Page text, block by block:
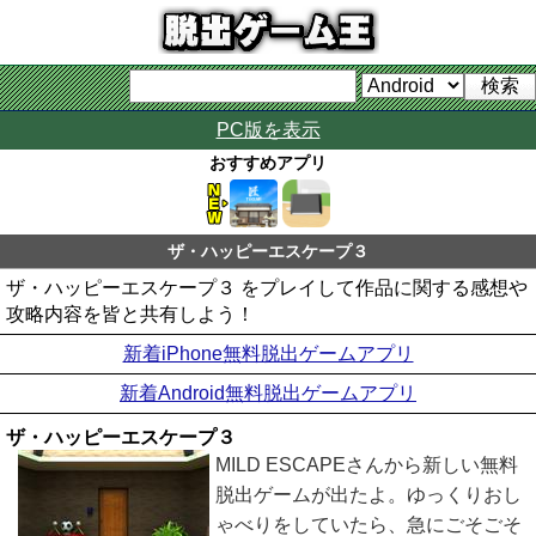
PC版を表示
おすすめアプリ
ザ・ハッピーエスケープ３
ザ・ハッピーエスケープ３ をプレイして作品に関する感想や
攻略内容を皆と共有しよう！
新着iPhone無料脱出ゲームアプリ
新着Android無料脱出ゲームアプリ
ザ・ハッピーエスケープ３
MILD ESCAPEさんから新しい無料
脱出ゲームが出たよ。ゆっくりおし
ゃべりをしていたら、急にごそごそ